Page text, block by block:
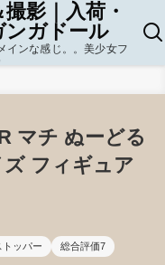
影｜入荷・
ンガドール
インな感じ。。美少女フ
マチ ぬーどる
フィギュア
ッパー 総合評価7